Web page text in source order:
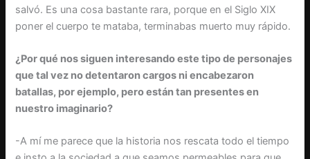
salvó. Es una cosa bastante rara, porque en el Siglo XIX
poner el cuerpo te mataba, terminabas muerto muy rápido.
¿Por qué nos siguen interesando este tipo de personajes
que tal vez no detentaron cargos ni encabezaron
batallas, por ejemplo, pero están tan presentes en
nuestro imaginario?
-A mí me parece que la historia nos rescata todo el tiempo